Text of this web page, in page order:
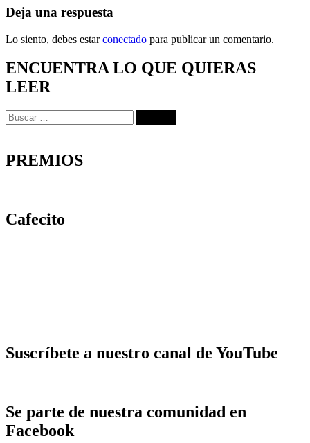
Deja una respuesta
Lo siento, debes estarconectado para publicar un comentario.
ENCUENTRA LO QUE QUIERAS
LEER
Buscar:
PREMIOS
Cafecito
Suscríbete a nuestro canal de YouTube
Se parte de nuestra comunidad en
Facebook